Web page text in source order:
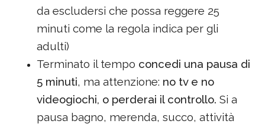
da escludersi che possa reggere 25
minuti come la regola indica per gli
adulti)
Terminato il tempo concedi una pausa di
5 minuti, ma attenzione: no tv e no
videogiochi, o perderai il controllo. Si a
pausa bagno, merenda, succo, attività